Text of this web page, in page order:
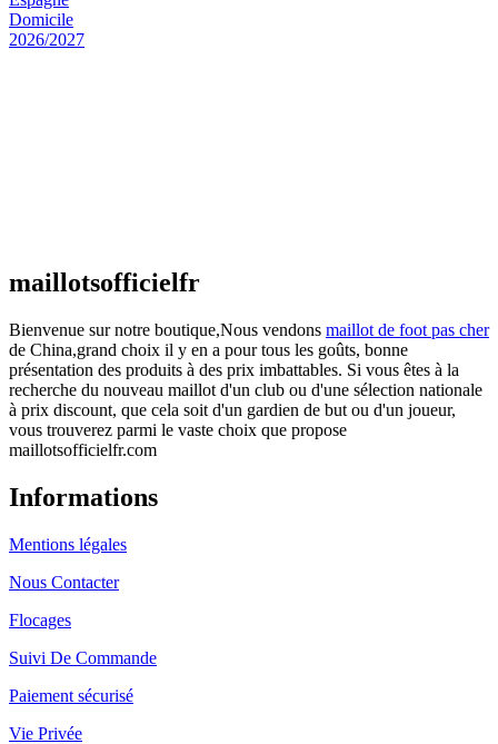
maillotsofficielfr
Bienvenue sur notre boutique,Nous vendons maillot de foot pas cher
de China,grand choix il y en a pour tous les goûts, bonne
présentation des produits à des prix imbattables. Si vous êtes à la
recherche du nouveau maillot d'un club ou d'une sélection nationale
à prix discount, que cela soit d'un gardien de but ou d'un joueur,
vous trouverez parmi le vaste choix que propose
maillotsofficielfr.com
Informations
Mentions légales
Nous Contacter
Flocages
Suivi De Commande
Paiement sécurisé
Vie Privée